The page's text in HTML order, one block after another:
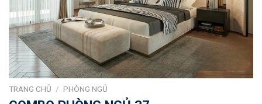
TRANG CHỦ / PHÒNG NGỦ